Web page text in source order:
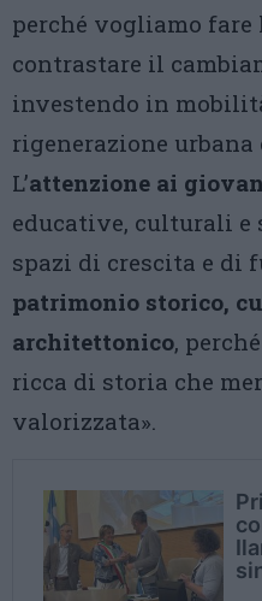
perché vogliamo fare
contrastare il
investendo in
rigenerazione
L’attenzione ai
educative, culturali e
spazi di crescita e di
patrimonio storico,
architettonico,
ricca di storia che
valorizzata».